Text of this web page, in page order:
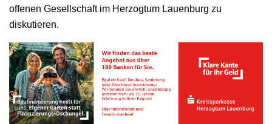
offenen Gesellschaft im Herzogtum Lauenburg zu
diskutieren.